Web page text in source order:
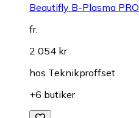
Beautifly B-Plasma PRO
fr.
2 054 kr
hos Teknikproffset
+6 butiker